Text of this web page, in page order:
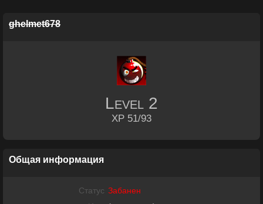
ghelmet678
Level 2
XP 51/93
Общая информация
Статус Забанен